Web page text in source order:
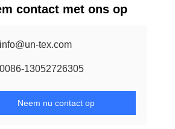
contact met ons op
info@un-tex.com
0086-13052726305
Neem nu contact op